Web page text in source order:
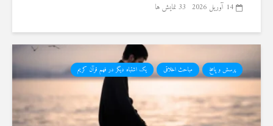
14 آوریل 2026 33 نمایش ها
پرسش و پاسخ مباحث اخلاقی یک اشتباه دیگر در فهم قرآن کریم